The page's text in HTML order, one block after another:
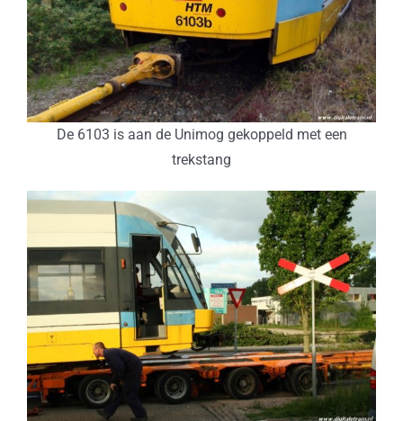
De 6103 is aan de Unimog gekoppeld met een
trekstang